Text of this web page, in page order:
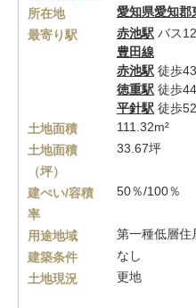
所在地 愛知県愛知郡
最寄り駅
赤池駅 バス
豊田線
赤池駅 徒歩
徳重駅 徒歩
平針駅 徒歩
土地面積
111.32m²
土地面積
（坪）
33.67坪
建ぺい/容積
率
50％/100％
用途地域
第一種低層住
建築条件
なし
土地現況
更地